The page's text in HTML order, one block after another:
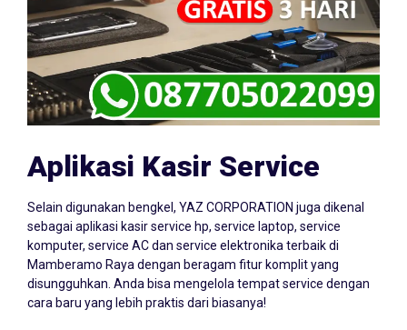
Aplikasi Kasir Service
Selain digunakan bengkel, YAZ CORPORATION juga dikenal
sebagai aplikasi kasir service hp, service laptop, service
komputer, service AC dan service elektronika terbaik di
Mamberamo Raya dengan beragam fitur komplit yang
disungguhkan. Anda bisa mengelola tempat service dengan
cara baru yang lebih praktis dari biasanya!